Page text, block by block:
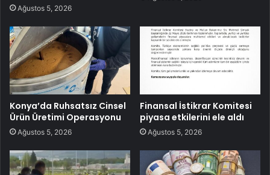
Ağustos 5, 2026
Konya’da Ruhsatsız Cinsel
Ürün Üretimi Operasyonu
Ağustos 5, 2026
Finansal İstikrar Komitesi
piyasa etkilerini ele aldı
Ağustos 5, 2026